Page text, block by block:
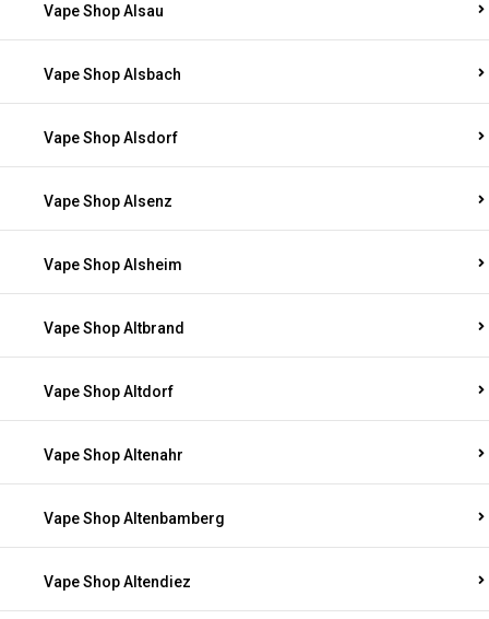
Vape Shop Alsau
Vape Shop Alsbach
Vape Shop Alsdorf
Vape Shop Alsenz
Vape Shop Alsheim
Vape Shop Altbrand
Vape Shop Altdorf
Vape Shop Altenahr
Vape Shop Altenbamberg
Vape Shop Altendiez